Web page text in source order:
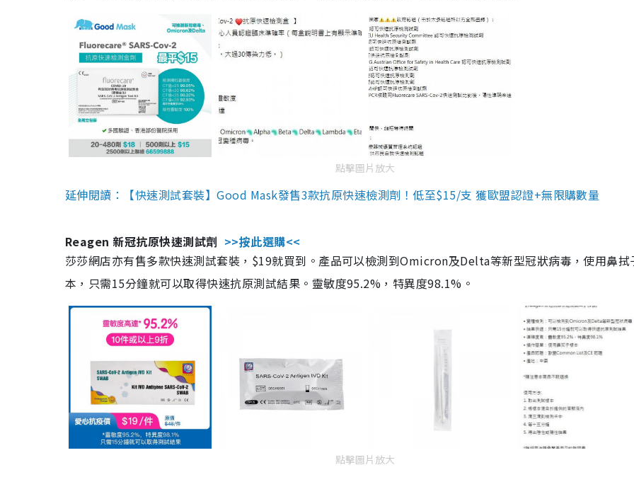
點擊圖片放大
延伸閱讀：【快速測試套裝】Good Mask發售3款抗原快速檢測劑！低至$15/支 獲歐盟認證+無限購數量
Reagen 新冠抗原快速測試劑 >>按此選購<<
莎莎網店亦有售多款快速測試套裝，$19就買到。產品可以檢測到Omicron及Delta等新型冠狀病毒，使用鼻拭
本，只需15分鐘就可以取得快速抗原測試結果。靈敏度95.2%，特異度98.1%。
點擊圖片放大